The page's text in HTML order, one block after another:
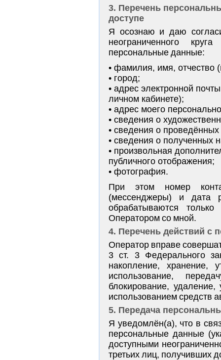
3. Перечень
доступе
Я осознаю и даю
неограниченного
персональные данные:
фамилия, имя, отчество
город;
адрес электронной
личном кабинете);
адрес моего
сведения о
сведения о проведённых
сведения о полученных
произвольная
публичного отображения;
фотография.
При этом номер
(мессенджеры) и дата
обрабатываются
Оператором со мной.
4. Перечень действий с
Оператор вправе
3 ст. 3 Федерального
накопление, хранение,
использование,
блокирование,
использованием средств
5. Передача
Я уведомлён(а), что в
персональные данные
доступными
третьих лиц, получивших